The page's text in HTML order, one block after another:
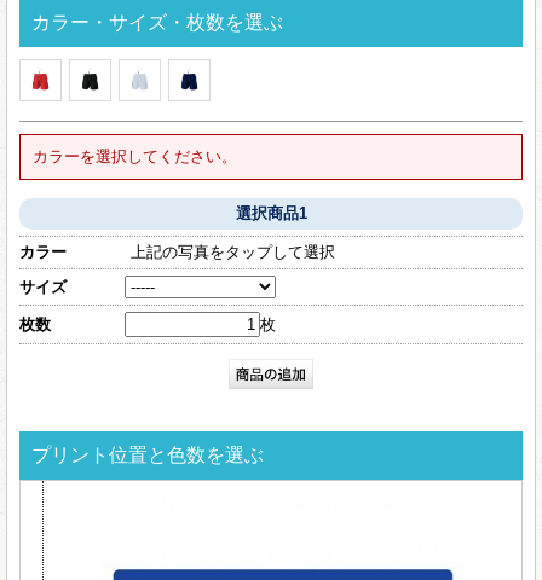
カラー・サイズ・枚数を選ぶ
カラーを選択してください。
選択商品1
カラー
上記の写真をタップして選択
サイズ
枚数 枚
プリント位置と色数を選ぶ